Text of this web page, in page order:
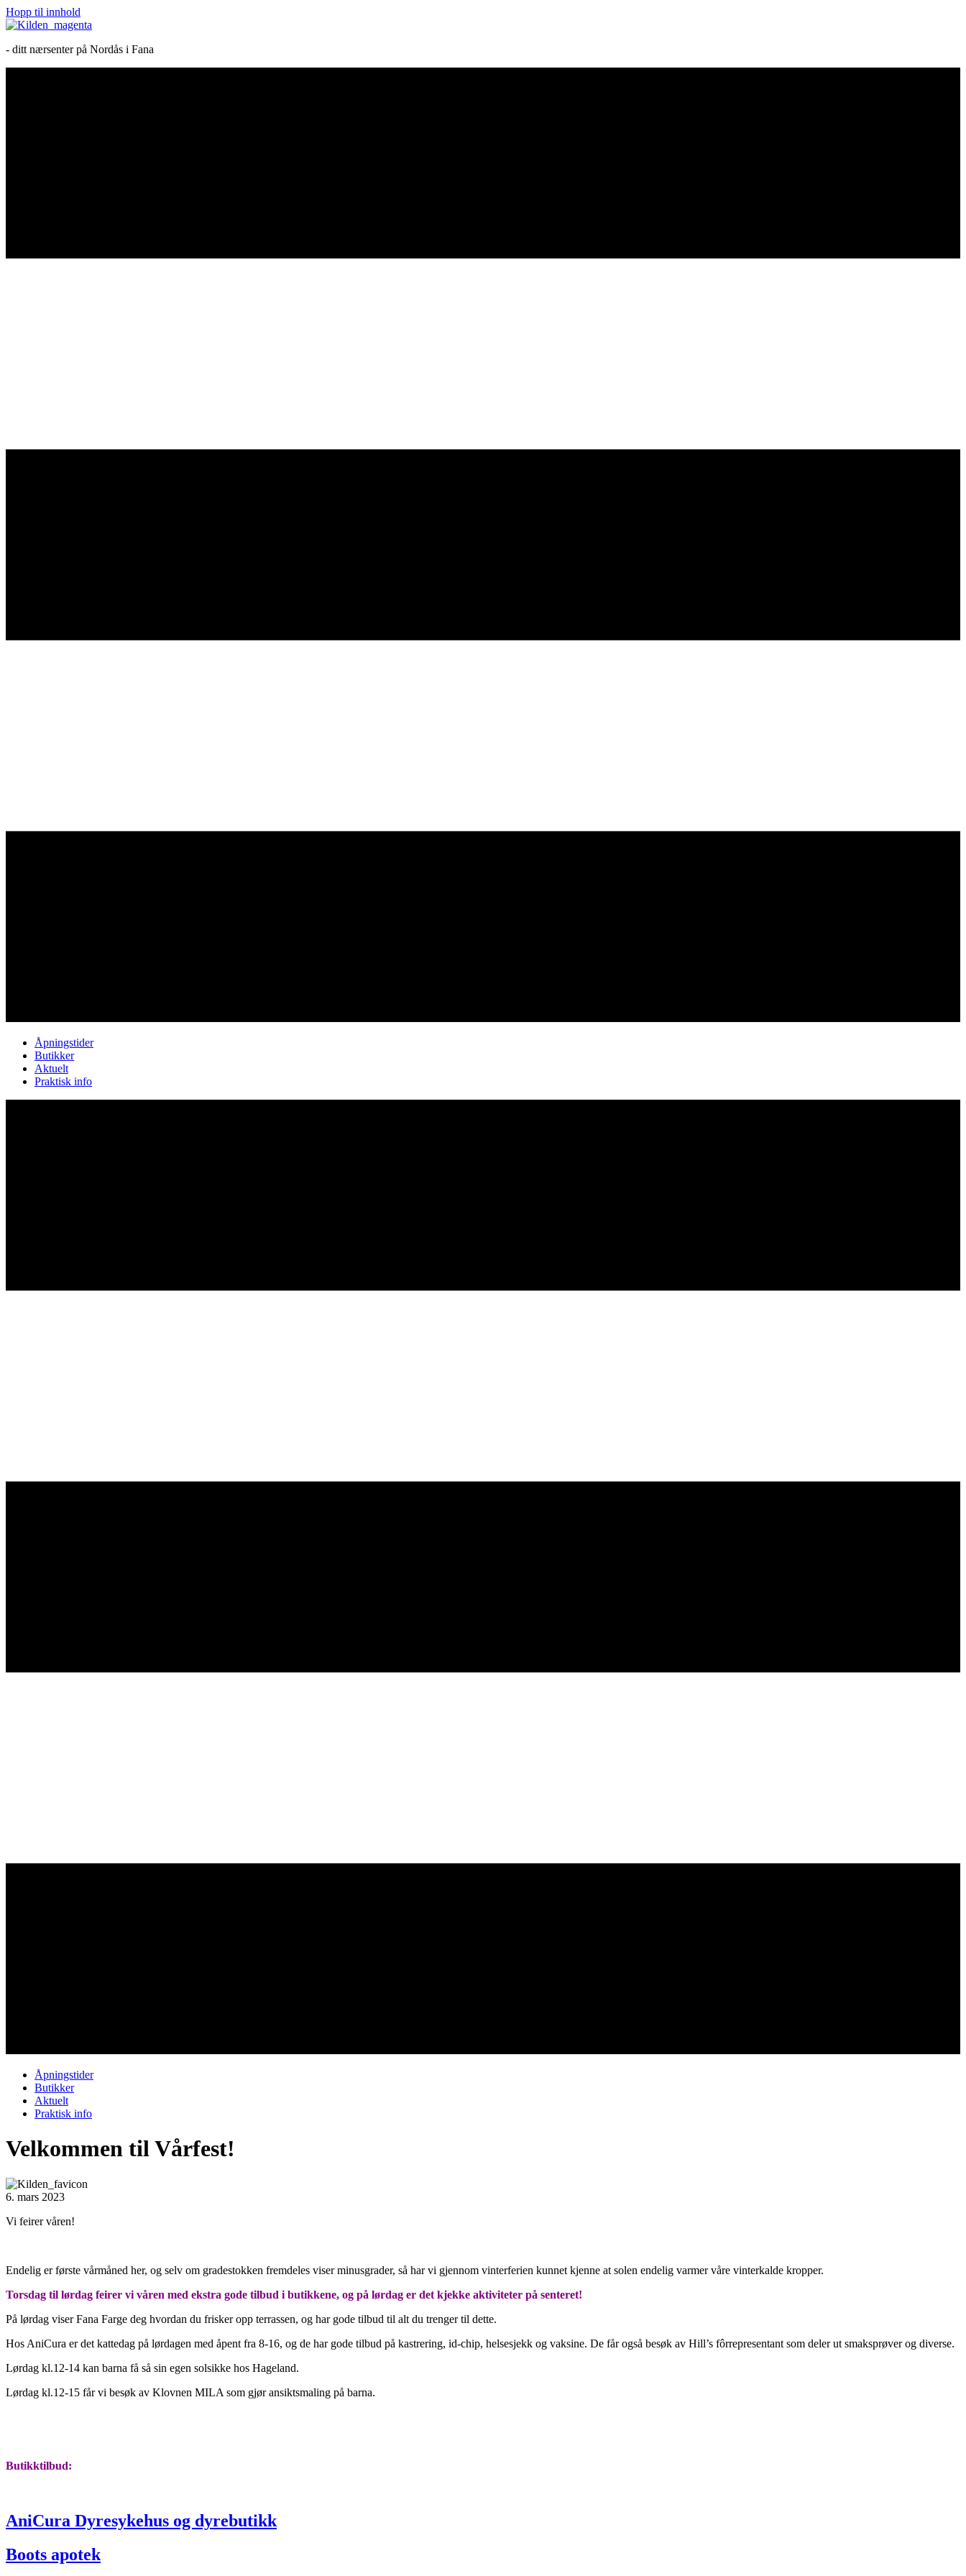
Hopp til innhold
- ditt nærsenter på Nordås i Fana
Åpningstider
Butikker
Aktuelt
Praktisk info
Åpningstider
Butikker
Aktuelt
Praktisk info
Velkommen til Vårfest!
6. mars 2023
Vi feirer våren!
Endelig er første vårmåned her, og selv om gradestokken fremdeles viser minusgrader, så har vi gjennom vinterferien kunnet kjenne at solen endelig varmer våre vinterkalde kropper.
Torsdag til lørdag feirer vi våren med ekstra gode tilbud i butikkene, og på lørdag er det kjekke aktiviteter på senteret!
På lørdag viser Fana Farge deg hvordan du frisker opp terrassen, og har gode tilbud til alt du trenger til dette.
Hos AniCura er det kattedag på lørdagen med åpent fra 8-16, og de har gode tilbud på kastrering, id-chip, helsesjekk og vaksine. De får også besøk av Hill’s fôrrepresentant som deler ut smaksprøver og diverse.
Lørdag kl.12-14 kan barna få så sin egen solsikke hos Hageland.
Lørdag kl.12-15 får vi besøk av Klovnen MILA som gjør ansiktsmaling på barna.
Butikktilbud:
AniCura Dyresykehus og dyrebutikk
Boots apotek